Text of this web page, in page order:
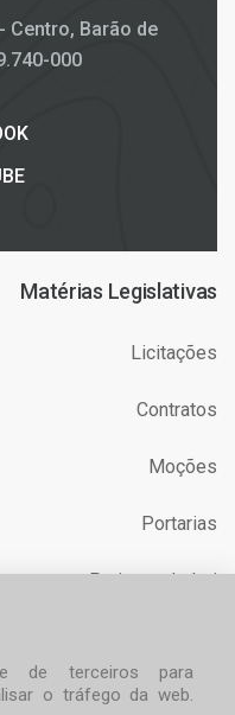
Centro, Barão de
000
Matérias Legislativas
Licitações
Contratos
Moções
Portarias
Projetos de Lei
de terceiros para
o tráfego da web.